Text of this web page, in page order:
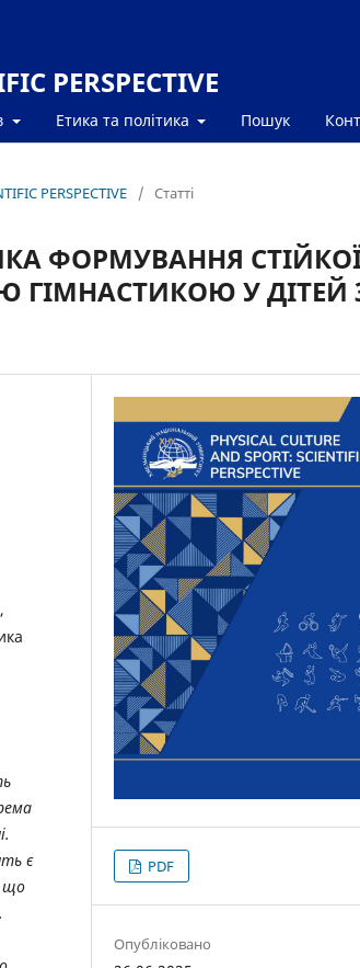
PERSPECTIVE
Етика та політика Пошук
PERSPECTIVE / Статті
ФОРМУВАННЯ
У ДІТЕЙ
є
що
PDF
Опубліковано